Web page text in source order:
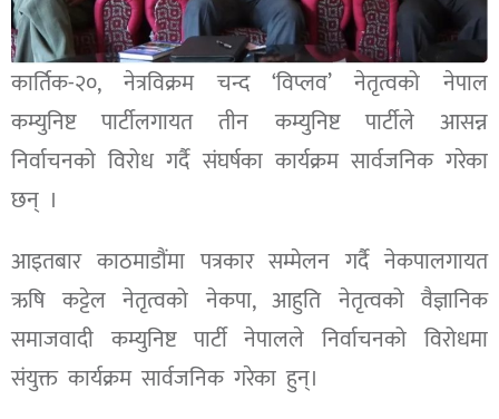
कार्तिक-२०, नेत्रविक्रम चन्द ‘विप्लव’ नेतृत्वको नेपाल
कम्युनिष्ट पार्टीलगायत तीन कम्युनिष्ट पार्टीले आसन्न
निर्वाचनको विरोध गर्दै संघर्षका कार्यक्रम सार्वजनिक गरेका
छन् ।
आइतबार काठमाडौंमा पत्रकार सम्मेलन गर्दै नेकपालगायत
ऋषि कट्टेल नेतृत्वको नेकपा, आहुति नेतृत्वको वैज्ञानिक
समाजवादी कम्युनिष्ट पार्टी नेपालले निर्वाचनको विरोधमा
संयुक्त कार्यक्रम सार्वजनिक गरेका हुन्।